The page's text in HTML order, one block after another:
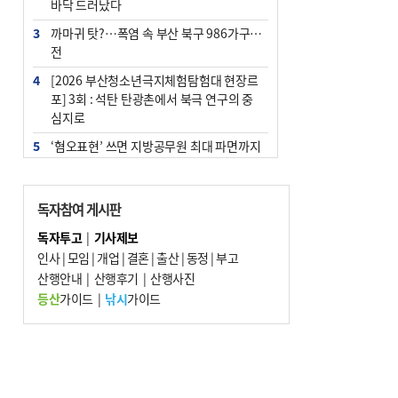
바닥 드러났다
3
까마귀 탓?…폭염 속 부산 북구 986가구 정
전
4
[2026 부산청소년극지체험탐험대 현장르
포] 3회 : 석탄 탄광촌에서 북극 연구의 중
심지로
5
‘혐오표현’ 쓰면 지방공무원 최대 파면까지
담 메모 제출
7
[속보] 부산·김해·울주 ‘경계 단계’…전국
48개 시군 가뭄
8
부산·울산·경남 폭염 속 소나기·비…무더
위는 지속
독자참여 게시판
독자투고| 기사제보
인사|모임 | 개업 | 결혼|출산|동정 |부고
산행안내 | 산행후기 | 산행사진
등산가이드| 낚시가이드